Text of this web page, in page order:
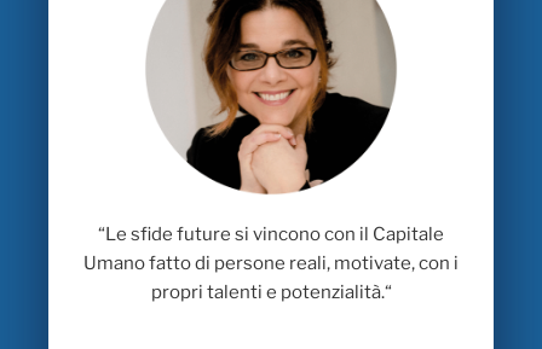
“Le sfide future si vincono con il Capitale
Umano fatto di persone reali, motivate, con i
propri talenti e potenzialità.“